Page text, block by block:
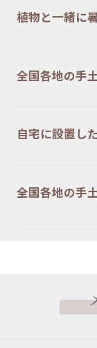
植物と一緒に
全国各地の手
自宅に設置し
全国各地の手